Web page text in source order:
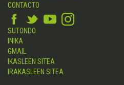
CONTACTO
SUTONDO
INIKA
GMAIL
IKASLEEN SITEA
IRAKASLEEN SITEA